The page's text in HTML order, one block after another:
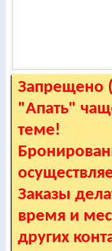
Запрещено
"Апать"
теме!
Заказы
время и
других